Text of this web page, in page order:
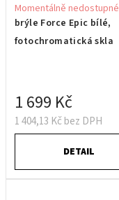
brýle Force Epic bílé,
fotochromatická skla
Momentálně nedostupné
1 404,13 Kč bez DPH
1 699 Kč
DETAIL